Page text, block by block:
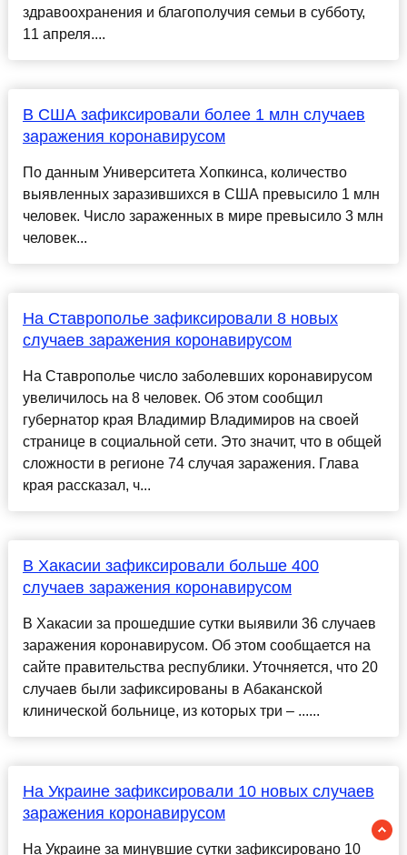
здравоохранения и благополучия семьи в субботу,
11 апреля....
В США зафиксировали более 1 млн случаев
заражения коронавирусом
По данным Университета Хопкинса, количество
выявленных заразившихся в США превысило 1 млн
человек. Число зараженных в мире превысило 3 млн
человек...
На Ставрополье зафиксировали 8 новых
случаев заражения коронавирусом
На Ставрополье число заболевших коронавирусом
увеличилось на 8 человек. Об этом сообщил
губернатор края Владимир Владимиров на своей
странице в социальной сети. Это значит, что в общей
сложности в регионе 74 случая заражения. Глава
края рассказал, ч...
В Хакасии зафиксировали больше 400
случаев заражения коронавирусом
В Хакасии за прошедшие сутки выявили 36 случаев
заражения коронавирусом. Об этом сообщается на
сайте правительства республики. Уточняется, что 20
случаев были зафиксированы в Абаканской
клинической больнице, из которых три – ......
На Украине зафиксировали 10 новых случаев
заражения коронавирусом
На Украине за минувшие сутки зафиксировано 10